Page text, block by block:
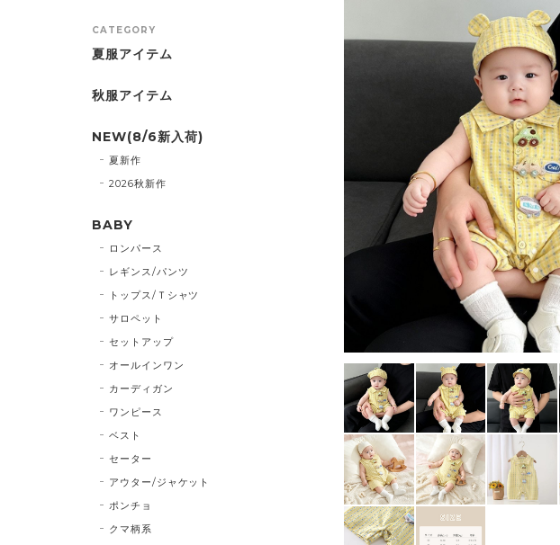
CATEGORY
夏服アイテム
秋服アイテム
NEW(8/6新入荷)
夏新作
2026秋新作
BABY
ロンパース
レギンス/パンツ
トップス/Ｔシャツ
サロペット
セットアップ
オールインワン
カーディガン
ワンピース
ベスト
セーター
アウター/ジャケット
ポンチョ
クマ柄系